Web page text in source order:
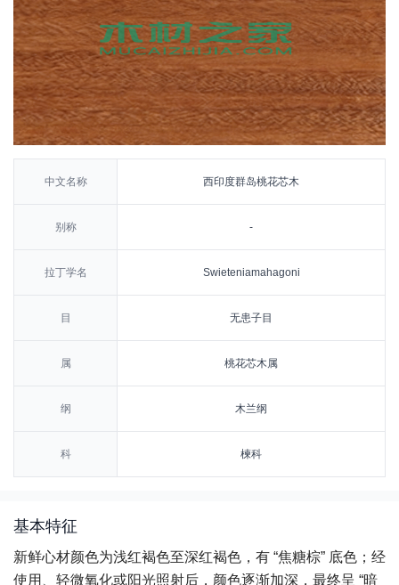
中文名称 西印度群岛桃花芯木
别称 -
拉丁学名 Swieteniamahagoni
目 无患子目
属 桃花芯木属
纲 木兰纲
科 楝科
基本特征
新鲜心材颜色为浅红褐色至深红褐色，有 “焦糖棕” 底色；经
使用、轻微氧化或阳光照射后，颜色逐渐加深，最终呈 “暗